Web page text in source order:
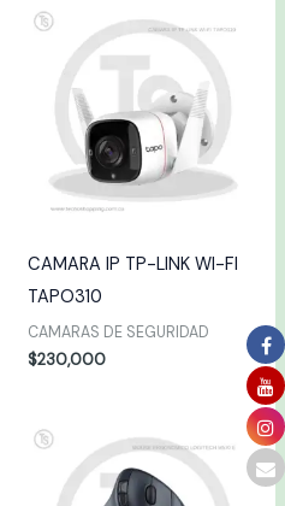
CAMARA IP TP-LINK WI-FI
TAPO310
CAMARAS DE SEGURIDAD
$230,000